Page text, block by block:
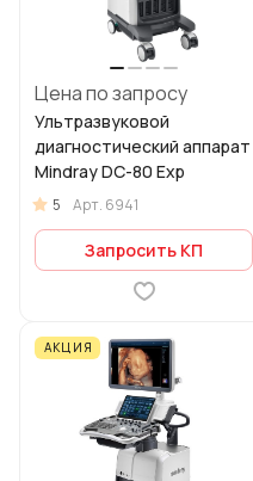
Цена по запросу
Ультразвуковой
диагностический аппарат
Mindray DC-80 Exp
5 Арт. 6941
Запросить КП
АКЦИЯ